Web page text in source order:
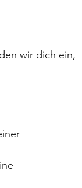
wir dich ein,